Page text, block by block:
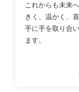
2026年07月10日
2026年8月期 第３
【カラオケまねき
グランドオープン!
（712KB）
これからも未来
きく、温かく、
手に手を取り合
ます。